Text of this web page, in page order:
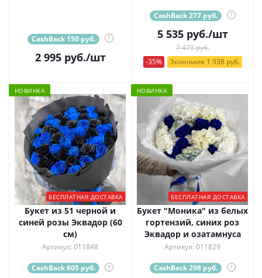
CashBack 150 руб. ?
2 995руб./шт
CashBack 277 руб. ?
5 535руб./шт
7 473 руб.
-35%
Экономия 1 938 руб.
НОВИНКА
БЕСПЛАТНАЯ ДОСТАВКА
Букет из 51 черной и
синей розы Эквадор (60
см)
Артикул: 011848
CashBack 605 руб. ?
НОВИНКА
БЕСПЛАТНАЯ ДОСТАВКА
Букет "Моника" из белых
гортензий, синих роз
Эквадор и озатамнуса
Артикул: 011829
CashBack 298 руб. ?